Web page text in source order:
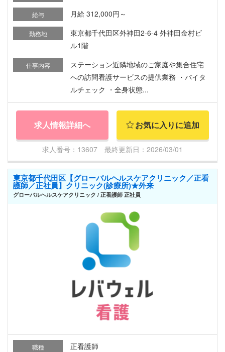
給与 月給 312,000円～
勤務地
東京都千代田区外神田2-6-4 外神田金村ビ
ル1階
仕事内容
ステーション近隣地域のご家庭や集合住宅
への訪問看護サービスの提供業務 ・バイタ
ルチェック ・全身状態...
求人情報詳細へ お気に入りに追加
求人番号：13607 最終更新日：2026/03/01
東京都千代田区【グローバルヘルスケアクリニック／正看
護師／正社員】クリニック(診療所)★外来
グローバルヘルスケアクリニック / 正看護師 正社員
職種 正看護師